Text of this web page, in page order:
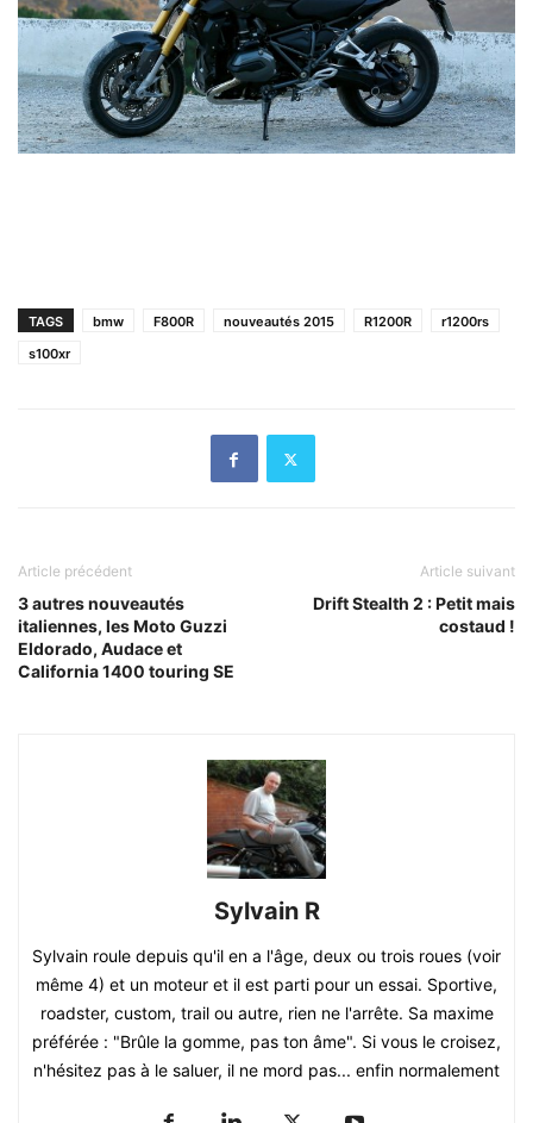
TAGS bmw F800R nouveautés 2015 R1200R
r1200rs
s100xr
Article précédent
3 autres nouveautés
italiennes, les Moto Guzzi
Eldorado, Audace et
California 1400 touring SE
Article suivant
Drift Stealth 2 : Petit mais
costaud !
Sylvain R
Sylvain roule depuis qu'il en a l'âge, deux ou trois roues (voir
même 4) et un moteur et il est parti pour un essai. Sportive,
roadster, custom, trail ou autre, rien ne l'arrête. Sa maxime
préférée : "Brûle la gomme, pas ton âme". Si vous le croisez,
n'hésitez pas à le saluer, il ne mord pas... enfin normalement